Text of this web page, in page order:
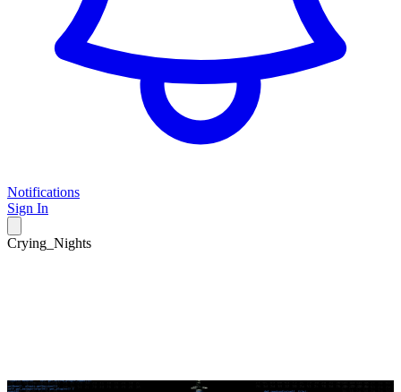
Notifications
Sign In
Crying_Nights